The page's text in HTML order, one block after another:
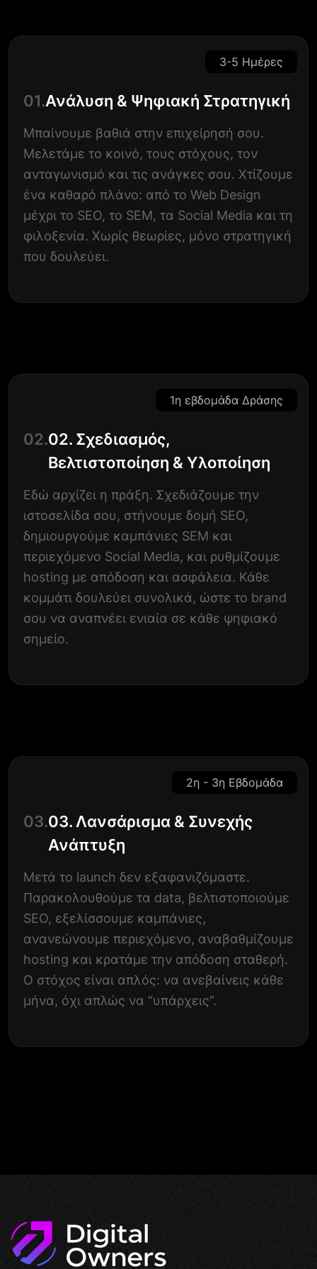
3-5 Ημέρες
01.Ανάλυση & Ψηφιακή Στρατηγική
Μπαίνουμε βαθιά στην επιχείρησή σου.
Μελετάμε το κοινό, τους στόχους, τον
ανταγωνισμό και τις ανάγκες σου. Χτίζουμε
ένα καθαρό πλάνο: από το Web Design
μέχρι το SEO, το SEM, τα Social Media και τη
φιλοξενία. Χωρίς θεωρίες, μόνο στρατηγική
που δουλεύει.
1η εβδομάδα Δράσης
02.02. Σχεδιασμός,
Βελτιστοποίηση & Υλοποίηση
Εδώ αρχίζει η πράξη. Σχεδιάζουμε την
ιστοσελίδα σου, στήνουμε δομή SEO,
δημιουργούμε καμπάνιες SEM και
περιεχόμενο Social Media, και ρυθμίζουμε
hosting με απόδοση και ασφάλεια. Κάθε
κομμάτι δουλεύει συνολικά, ώστε το brand
σου να αναπνέει ενιαία σε κάθε ψηφιακό
σημείο.
2η - 3η Εβδομάδα
03.03. Λανσάρισμα & Συνεχής
Ανάπτυξη
Μετά το launch δεν εξαφανιζόμαστε.
Παρακολουθούμε τα data, βελτιστοποιούμε
SEO, εξελίσσουμε καμπάνιες,
ανανεώνουμε περιεχόμενο, αναβαθμίζουμε
hosting και κρατάμε την απόδοση σταθερή.
Ο στόχος είναι απλός: να ανεβαίνεις κάθε
μήνα, όχι απλώς να “υπάρχεις”.